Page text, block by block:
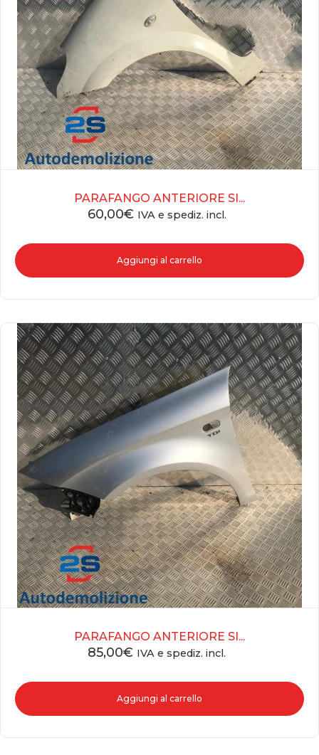
PARAFANGO ANTERIORE SI...
60,00€ IVA e spediz. incl.
Aggiungi al carrello
PARAFANGO ANTERIORE SI...
85,00€ IVA e spediz. incl.
Aggiungi al carrello